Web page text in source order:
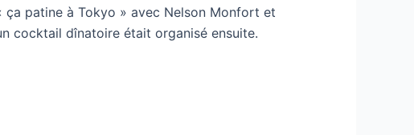
ça patine à Tokyo » avec Nelson Monfort et
cocktail dînatoire était organisé ensuite.